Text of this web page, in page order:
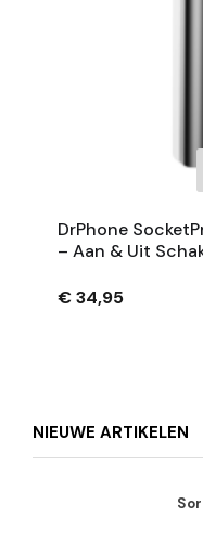
DrPhone
– Aan & Uit
€ 34,95
NIEUWE ARTIKELEN